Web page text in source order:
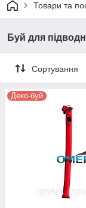
Товари та
Буй для
Сортування
Деко-буй